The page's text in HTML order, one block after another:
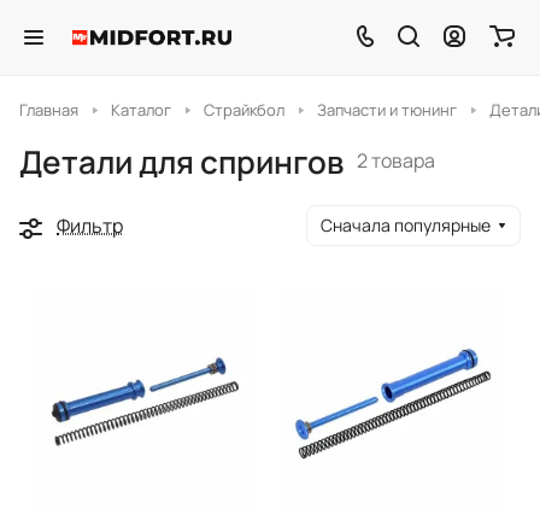
Главная Каталог Страйкбол Запчасти и тюнинг
Детали для спрингов 2 товара
Фильтр Сначала популярные